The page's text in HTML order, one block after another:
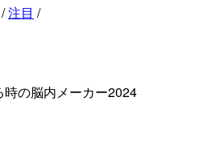
/注目 /
時の脳内メーカー2024